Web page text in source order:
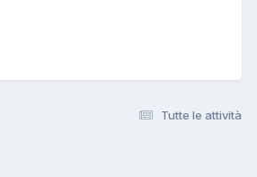
Tutte le attività